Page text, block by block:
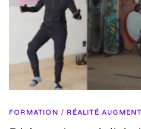
FORMATION / RÉALITÉ